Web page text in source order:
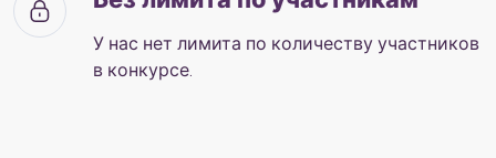
У нас нет лимита по количеству участников
в конкурсе.